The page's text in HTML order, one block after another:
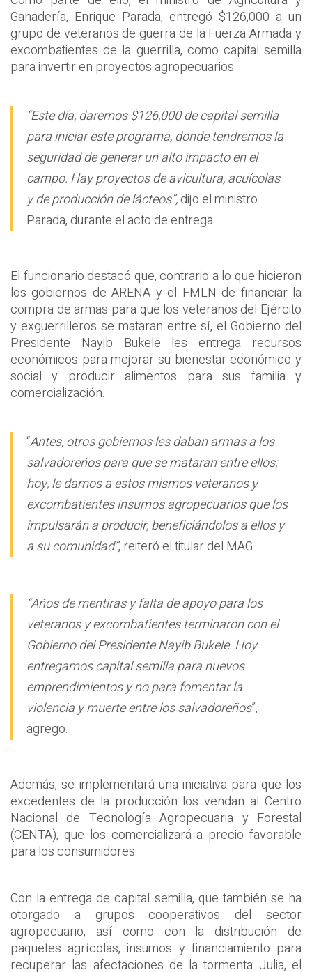
Ganadería, Enrique Parada, entregó $126,000 a un
grupo de veteranos de guerra de la Fuerza Armada y
excombatientes de la guerrilla, como capital semilla
para invertir en proyectos agropecuarios.
“Este día, daremos $126,000 de capital semilla
para iniciar este programa, donde tendremos la
seguridad de generar un alto impacto en el
campo. Hay proyectos de avicultura, acuícolas
y de producción de lácteos”,dijo el ministro
Parada, durante el acto de entrega.
El funcionario destacó que, contrario a lo que hicieron
los gobiernos de ARENA y el FMLN de financiar la
compra de armas para que los veteranos del Ejército
y exguerrilleros se mataran entre sí, el Gobierno del
Presidente Nayib Bukele les entrega recursos
económicos para mejorar su bienestar económico y
social y producir alimentos para sus familia y
comercialización.
“Antes, otros gobiernos les daban armas a los
salvadoreños para que se mataran entre ellos;
hoy, le damos a estos mismos veteranos y
excombatientes insumos agropecuarios que los
impulsarán a producir, beneficiándolos a ellos y
a su comunidad”, reiteró el titular del MAG.
“Años de mentiras y falta de apoyo para los
veteranos y excombatientes terminaron con el
Gobierno del Presidente Nayib Bukele. Hoy
entregamos capital semilla para nuevos
emprendimientos y no para fomentar la
violencia y muerte entre los salvadoreños”,
agrego.
Además, se implementará una iniciativa para que los
excedentes de la producción los vendan al Centro
Nacional de Tecnología Agropecuaria y Forestal
(CENTA), que los comercializará a precio favorable
para los consumidores.
Con la entrega de capital semilla, que también se ha
otorgado a grupos cooperativos del sector
agropecuario, así como con la distribución de
paquetes agrícolas, insumos y financiamiento para
recuperar las afectaciones de la tormenta Julia, el